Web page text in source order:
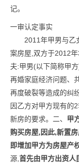
记。
一审认定事实
2011年甲男与乙
案房屋,双方于2012
夫:甲男(以下简称甲
再婚家庭经济问题、
再度破裂等造成的纠
因乙方对甲方现有的
新房的要求。二、 甲
购买房屋,因此,新置
即增加甲方为房屋产
源, 首先由甲方出资人